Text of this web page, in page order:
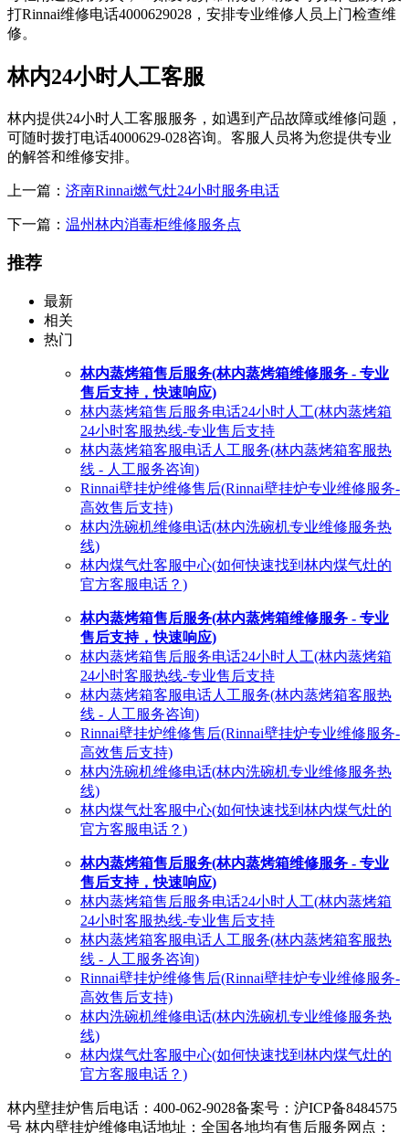
打Rinnai维修电话4000629028，安排专业维修人员上门检查维
修。
林内24小时人工客服
林内提供24小时人工客服服务，如遇到产品故障或维修问题，
可随时拨打电话4000629-028咨询。客服人员将为您提供专业
的解答和维修安排。
上一篇： 济南Rinnai燃气灶24小时服务电话
下一篇： 温州林内消毒柜维修服务点
推荐
最新
相关
热门
林内蒸烤箱售后服务(林内蒸烤箱维修服务 - 专业
售后支持，快速响应)
林内蒸烤箱售后服务电话24小时人工(林内蒸烤箱
24小时客服热线-专业售后支持
林内蒸烤箱客服电话人工服务(林内蒸烤箱客服热
线 - 人工服务咨询)
Rinnai壁挂炉维修售后(Rinnai壁挂炉专业维修服务-
高效售后支持)
林内洗碗机维修电话(林内洗碗机专业维修服务热
线)
林内煤气灶客服中心(如何快速找到林内煤气灶的
官方客服电话？)
林内蒸烤箱售后服务(林内蒸烤箱维修服务 - 专业
售后支持，快速响应)
林内蒸烤箱售后服务电话24小时人工(林内蒸烤箱
24小时客服热线-专业售后支持
林内蒸烤箱客服电话人工服务(林内蒸烤箱客服热
线 - 人工服务咨询)
Rinnai壁挂炉维修售后(Rinnai壁挂炉专业维修服务-
高效售后支持)
林内洗碗机维修电话(林内洗碗机专业维修服务热
线)
林内煤气灶客服中心(如何快速找到林内煤气灶的
官方客服电话？)
林内蒸烤箱售后服务(林内蒸烤箱维修服务 - 专业
售后支持，快速响应)
林内蒸烤箱售后服务电话24小时人工(林内蒸烤箱
24小时客服热线-专业售后支持
林内蒸烤箱客服电话人工服务(林内蒸烤箱客服热
线 - 人工服务咨询)
Rinnai壁挂炉维修售后(Rinnai壁挂炉专业维修服务-
高效售后支持)
林内洗碗机维修电话(林内洗碗机专业维修服务热
线)
林内煤气灶客服中心(如何快速找到林内煤气灶的
官方客服电话？)
林内壁挂炉售后电话：400-062-9028备案号：沪ICP备8484575
号 林内壁挂炉维修电话地址：全国各地均有售后服务网点：